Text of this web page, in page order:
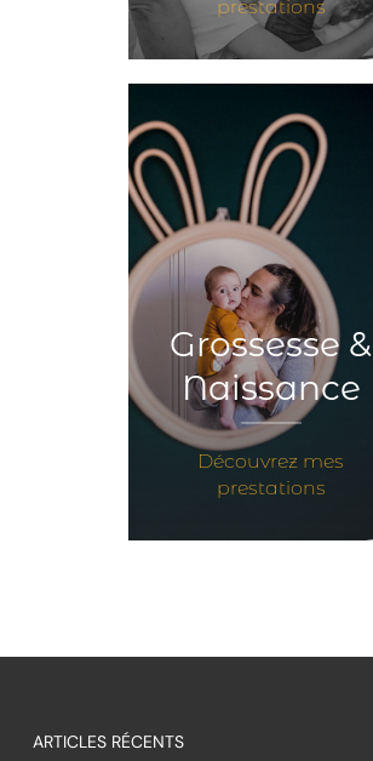
prestations
Grossesse &
Naissance
Découvrez mes
prestations
ARTICLES RÉCENTS